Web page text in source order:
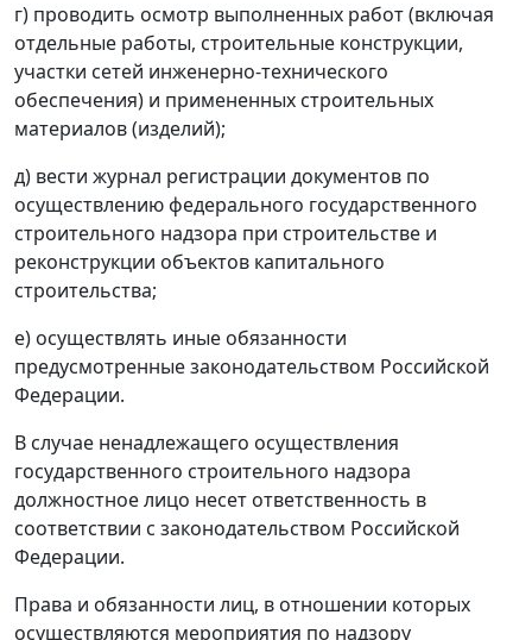
г) проводить осмотр выполненных работ (включая
отдельные работы, строительные конструкции,
участки сетей инженерно-технического
обеспечения) и примененных строительных
материалов (изделий);
д) вести журнал регистрации документов по
осуществлению федерального государственного
строительного надзора при строительстве и
реконструкции объектов капитального
строительства;
е) осуществлять иные обязанности
предусмотренные законодательством Российской
Федерации.
В случае ненадлежащего осуществления
государственного строительного надзора
должностное лицо несет ответственность в
соответствии с законодательством Российской
Федерации.
Права и обязанности лиц, в отношении которых
осуществляются мероприятия по надзору